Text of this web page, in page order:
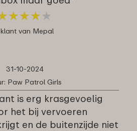
★★★ ★
★★★ ★
klant van Mepal
31-10-2024
Paw Patrol Girls
is erg krasgevoelig
het bij vervoeren
en de buitenzijde niet